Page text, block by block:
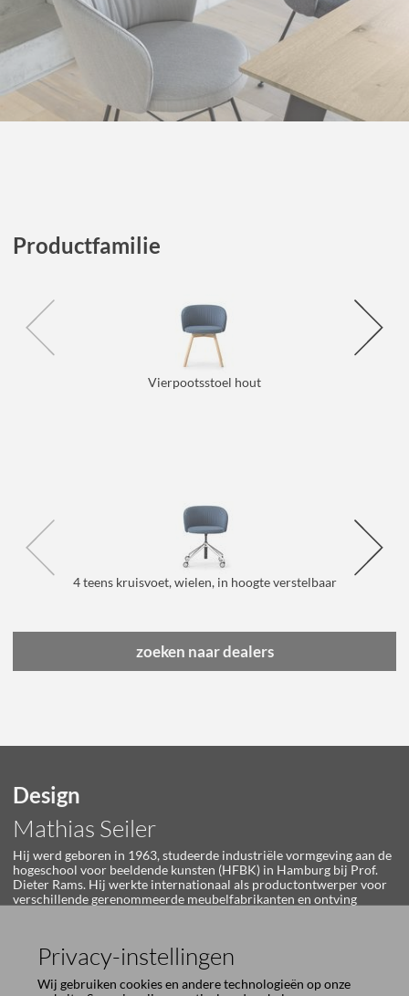
Privacy-instellingen
Wij gebruiken cookies en andere technologieën op onze
Productfamilie
Vierpootsstoel hout
4 teens kruisvoet, wielen, in hoogte verstelbaar
zoeken naar dealers
Design
Mathias Seiler
Hij werd geboren in 1963, studeerde industriële vormgeving aan de
hogeschool voor beeldende kunsten (HFBK) in Hamburg bij Prof.
Dieter Rams. Hij werkte internationaal als productontwerper voor
verschillende gerenommeerde meubelfabrikanten en ontving